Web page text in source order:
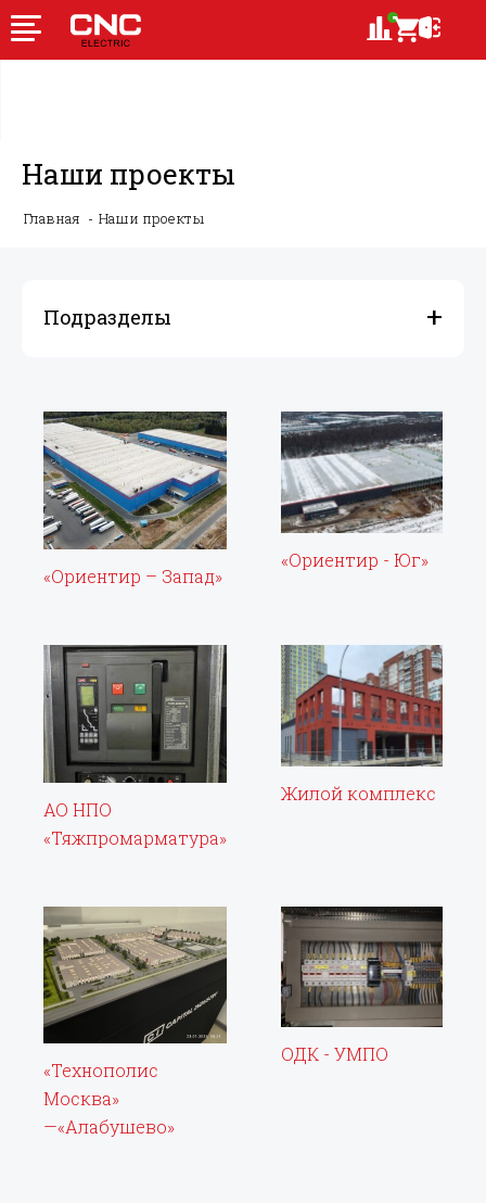
Наши проекты
Главная Наши проекты
Подразделы
«Ориентир – Запад»
«Ориентир - Юг»
АО НПО
«Тяжпромарматура»
Жилой комплекс
«Технополис
Москва»
—«Алабушево»
ОДК - УМПО